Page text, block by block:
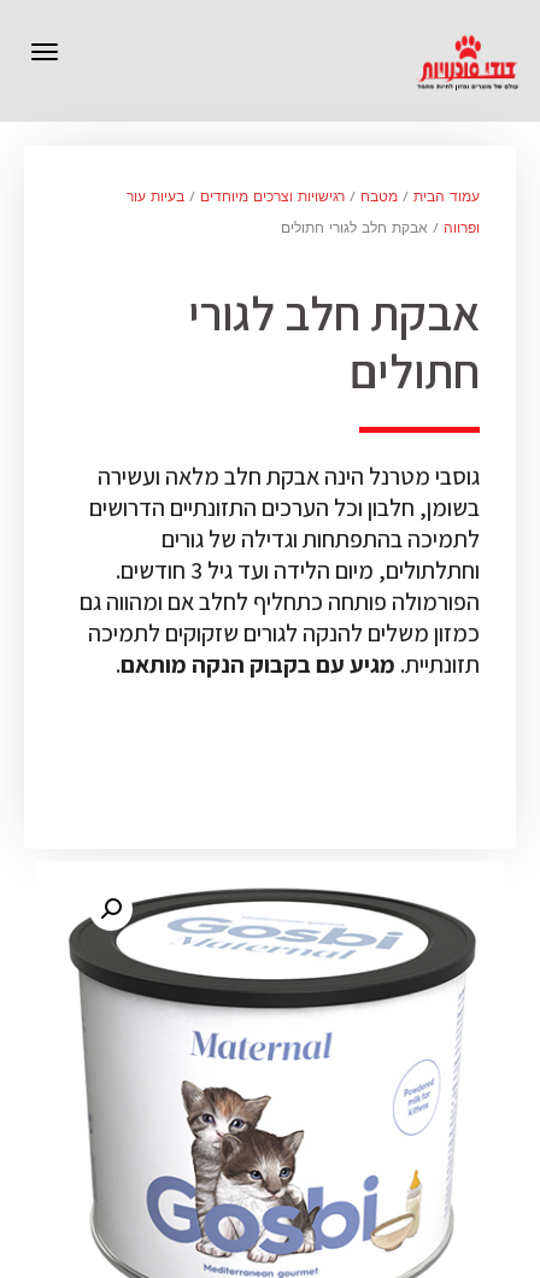
עמוד הבית / מטבח / רגישויות וצרכים מיוחדים / בעיות עור
ופרווה / אבקת חלב לגורי חתולים
אבקת חלב לגורי
חתולים
גוסבי מטרנל הינה אבקת חלב מלאה ועשירה
בשומן, חלבון וכל הערכים התזונתיים הדרושים
לתמיכה בהתפתחות וגדילה של גורים
וחתלתולים, מיום הלידה ועד גיל 3 חודשים.
הפורמולה פותחה כתחליף לחלב אם ומהווה גם
כמזון משלים להנקה לגורים שזקוקים לתמיכה
תזונתיית. מגיע עם בקבוק הנקה מותאם.